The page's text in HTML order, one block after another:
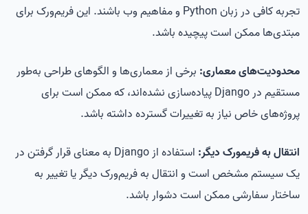
تجربه کافی در زبان Python و مفاهیم وب باشند. این فریم‌ورک برای
مبتدی‌ها ممکن است پیچیده باشد.
محدودیت‌های معماری: برخی از معماری‌ها و الگوهای طراحی به‌طور
مستقیم در Django پیاده‌سازی نشده‌اند، که ممکن است برای
پروژه‌های خاص نیاز به تغییرات گسترده داشته باشد.
انتقال به فریمورک دیگر:
استفاده از Django به معنای قرار گرفتن در
یک سیستم مشخص است و انتقال به فریم‌ورک دیگر یا تغییر به
ساختار سفارشی ممکن است دشوار باشد.